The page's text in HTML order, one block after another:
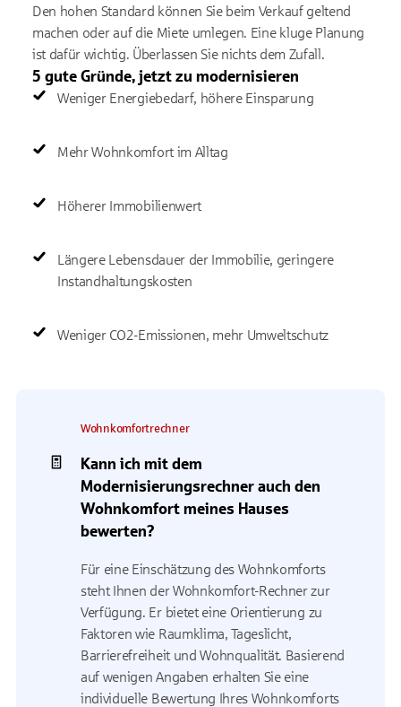
Den hohen Standard können Sie beim Verkauf geltend
machen oder auf die Miete umlegen. Eine kluge Planung
ist dafür wichtig. Überlassen Sie nichts dem Zufall.
5 gute Gründe, jetzt zu modernisieren
Weniger Energiebedarf, höhere Einsparung
Mehr Wohnkomfort im Alltag
Höherer Immobilienwert
Längere Lebensdauer der Immobilie, geringere
Instandhaltungskosten
Weniger CO2-Emissionen, mehr Umweltschutz
Wohnkomfortrechner
Kann ich mit dem
Modernisierungsrechner auch den
Wohnkomfort meines Hauses
bewerten?
Für eine Einschätzung des Wohnkomforts
steht Ihnen der Wohnkomfort-Rechner zur
Verfügung. Er bietet eine Orientierung zu
Faktoren wie Raumklima, Tageslicht,
Barrierefreiheit und Wohnqualität. Basierend
auf wenigen Angaben erhalten Sie eine
individuelle Bewertung Ihres Wohnkomforts